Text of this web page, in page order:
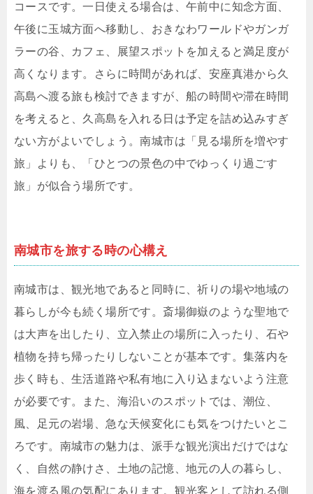
コースです。一日使える場合は、午前中に知念方面、
午後に玉城方面へ移動し、おきなわワールドやガンガ
ラーの谷、カフェ、展望スポットを加えると満足度が
高くなります。さらに時間があれば、安座真港から久
高島へ渡る旅も検討できますが、船の時間や滞在時間
を考えると、久高島を入れる日は予定を詰め込みすぎ
ない方がよいでしょう。南城市は「見る場所を増やす
旅」よりも、「ひとつの景色の中でゆっくり過ごす
旅」が似合う場所です。
南城市を旅する時の心構え
南城市は、観光地であると同時に、祈りの場や地域の
暮らしが今も続く場所です。斎場御嶽のような聖地で
は大声を出したり、立入禁止の場所に入ったり、石や
植物を持ち帰ったりしないことが基本です。集落内を
歩く時も、生活道路や私有地に入り込まないよう注意
が必要です。また、海沿いのスポットでは、潮位、
風、足元の岩場、急な天候変化にも気をつけたいとこ
ろです。南城市の魅力は、派手な観光演出だけではな
く、自然の静けさ、土地の記憶、地元の人の暮らし、
海を渡る風の気配にあります。観光客として訪れる側